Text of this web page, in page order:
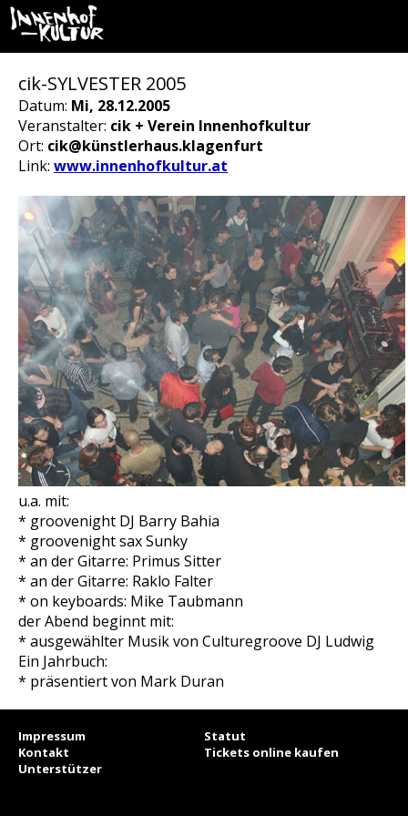
cik-SYLVESTER 2005
Datum: Mi, 28.12.2005
Veranstalter: cik + Verein Innenhofkultur
Ort: cik@künstlerhaus.klagenfurt
Link: www.innenhofkultur.at
u.a. mit:
* groovenight DJ Barry Bahia
* groovenight sax Sunky
* an der Gitarre: Primus Sitter
* an der Gitarre: Raklo Falter
* on keyboards: Mike Taubmann
der Abend beginnt mit:
* ausgewählter Musik von Culturegroove DJ Ludwig
Ein Jahrbuch:
* präsentiert von Mark Duran
Impressum
Statut
Kontakt
Tickets online kaufen
Unterstützer